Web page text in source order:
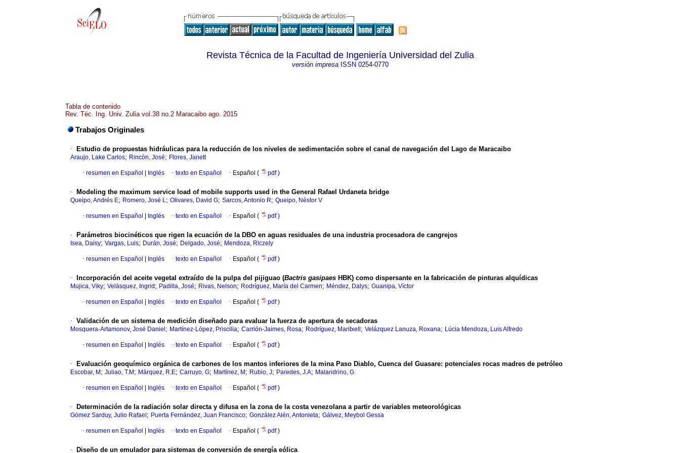
Revista Técnica de la Facultad de Ingeniería Universidad del Zulia
versión impresaISSN 0254-0770
Tabla de contenido
Rev. Téc. Ing. Univ. Zulia vol.38 no.2 Maracaibo ago. 2015
Trabajos Originales
· Estudio de propuestas hidráulicas para la reducción de los niveles de sedimentación sobre el canal de navegación del Lago de Maracaibo
Araujo, Lake Carlos; Rincón, José; Flores, Janett
· resumen en Español Inglés · texto en Español · Español ( pdf)
· Modeling the maximum service load of mobile supports used in the General Rafael Urdaneta bridge
Queipo, Andrés E; Romero, José L; Olivares, David G; Sarcos, Antonio R; Queipo, Néstor V
· resumen en Español Inglés · texto en Español · Español ( pdf)
· Parámetros biocinéticos que rigen la ecuación de la DBO en aguas residuales de una industria procesadora de cangrejos
Isea, Daisy; Vargas, Luis; Durán, José; Delgado, José; Mendoza, Riczely
· resumen en Español Inglés · texto en Español · Español ( pdf)
· Incorporación del aceite vegetal extraído de la pulpa del pijiguao (Bactris gasipaes HBK) como dispersante en la fabricación de pinturas alquídicas
Mujica, Viky; Velásquez, Ingrid ; Padilla, José; Rivas, Nelson; Rodríguez, María del Carmen; Méndez, Dalys; Guanipa, Víctor
· resumen en Español Inglés · texto en Español · Español ( pdf)
· Validación de un sistema de medición diseñado para evaluar la fuerza de apertura de secadoras
Mosquera-Artamonov, José Daniel ; Martínez-López, Priscilia; Carrión-Jaimes, Rosa; Rodríguez, Maritxell ; Velázquez Lanuza, Roxana; Lúcia Mendoza, Luis Alfredo
· resumen en Español Inglés · texto en Español · Español ( pdf)
· Evaluación geoquímico orgánica de carbones de los mantos inferiores de la mina Paso Diablo, Cuenca del Guasare: potenciales rocas madres de petróleo
Escobar, M ; Juliao, T.M ; Márquez, R.E; Carruyo, G; Martínez, M ; Rubio, J; Paredes, J.A; Malandrino, G
· resumen en Español Inglés · texto en Español · Español ( pdf)
· Determinación de la radiación solar directa y difusa en la zona de la costa venezolana a partir de variables meteorológicas
Gómez Sarduy, Julio Rafael ; Puerta Fernández, Juan Francisco; González Alén, Antonieta; Gálvez, Meybol Gessa
· resumen en Español Inglés · texto en Español · Español ( pdf)
· Diseño de un emulador para sistemas de conversión de energía eólica